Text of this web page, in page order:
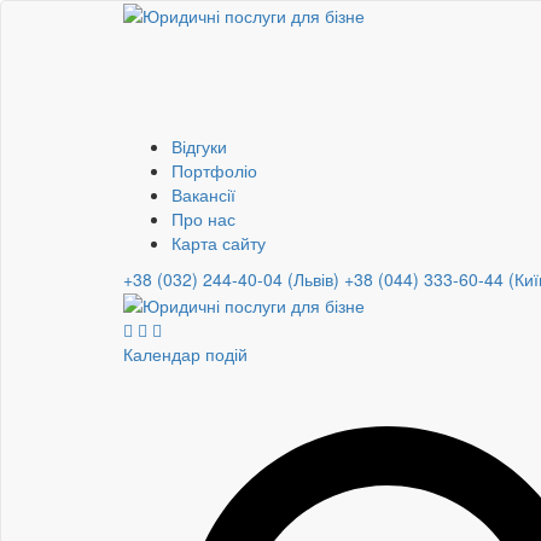
Відгуки
Портфоліо
Вакансії
Про нас
Карта сайту
+38 (032) 244-40-04 (Львів) +38 (044) 333-60-44
Календар подій